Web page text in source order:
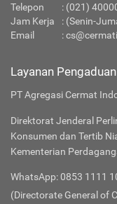
Telepon : (021)
Jam Kerja
: (Senin-
Email
:
Layanan
PT Agregasi Cermat
Direktorat Jenderal
Konsumen dan Tertib
Kementerian
WhatsApp: 0853 1111
(Directorate General of